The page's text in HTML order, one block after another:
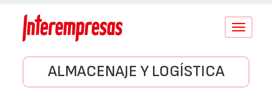
Conmutar
ALMACENAJE Y LOGÍSTICA